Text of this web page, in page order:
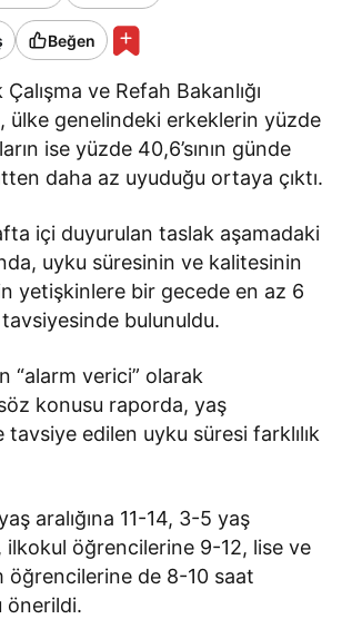
Beğen
ve Refah Bakanlığı
ülke genelindeki erkeklerin yüzde
ise yüzde 40,6’sının günde
daha az uyuduğu ortaya çıktı.
içi duyurulan taslak aşamadaki
uyku süresinin ve kalitesinin
yetişkinlere bir gecede en az 6
bulunuldu.
“alarm verici” olarak
konusu raporda, yaş
tavsiye edilen uyku süresi farklılık
aralığına 11-14, 3-5 yaş
ilkokul öğrencilerine 9-12, lise ve
öğrencilerine de 8-10 saat
önerildi.